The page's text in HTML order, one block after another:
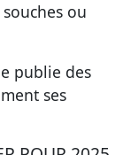
ou
publie des
ses